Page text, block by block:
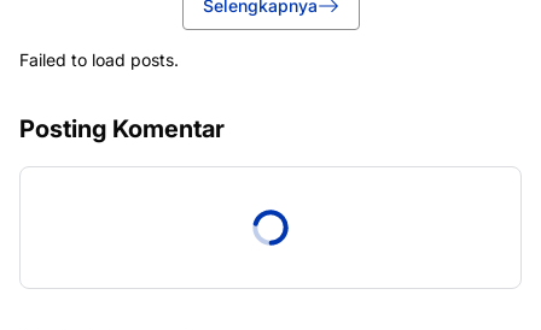
Selengkapnya
Failed to load posts.
Posting Komentar